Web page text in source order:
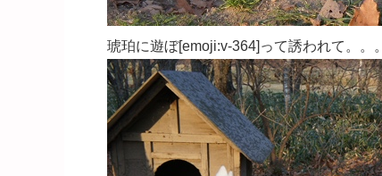
琥珀に遊ぼ[emoji:v-364]って誘われて。。。